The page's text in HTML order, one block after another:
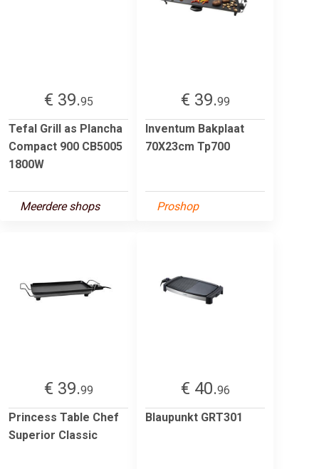
€ 39.95
Tefal Grill as Plancha
Compact 900 CB5005
1800W
Meerdere shops
€ 39.99
Inventum Bakplaat
70X23cm Tp700
Proshop
€ 39.99
Princess Table Chef
Superior Classic
€ 40.96
Blaupunkt GRT301